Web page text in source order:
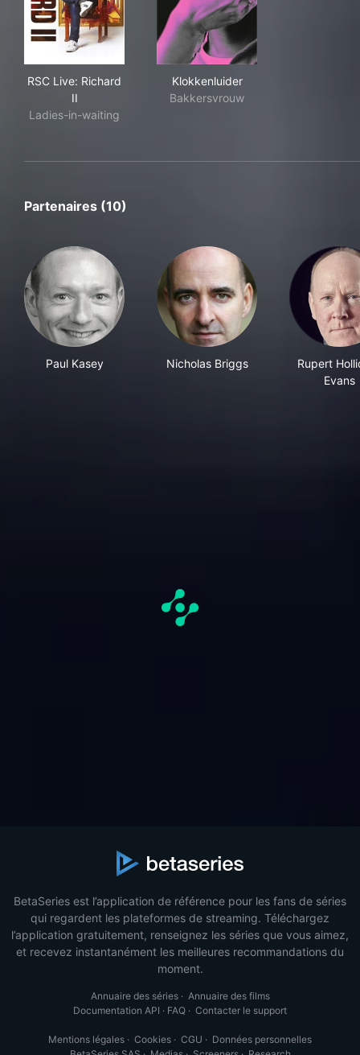
RSC Live: Richard
II
Ladies-in-waiting
Klokkenluider
Bakkersvrouw
Partenaires (10)
Paul Kasey Nicholas Briggs
Rupert
Evans
BetaSeries est l’application de référence pour les fans de séries
qui regardent les plateformes de streaming. Téléchargez
l’application gratuitement, renseignez les séries que vous aimez,
et recevez instantanément les meilleures recommandations du
moment.
Annuaire des séries· Annuaire des films
Documentation API · FAQ · Contacter le support
Mentions légales · Cookies · CGU · Données personnelles